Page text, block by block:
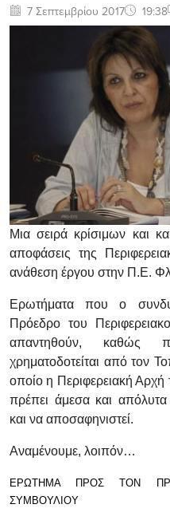
7 Σεπτεμβρίου 2017 19:38
Μια σειρά κρίσιμων και
αποφάσεις της
ανάθεση έργου στην Π.Ε.
Ερωτήματα που ο
Πρόεδρο του
απαντηθούν, καθώς
χρηματοδοτείται από τον
οποίο η Περιφερειακή
πρέπει άμεσα και απόλυτα
και να αποσαφηνιστεί.
Αναμένουμε, λοιπόν…
ΕΡΩΤΗΜΑ ΠΡΟΣ ΤΟΝ
ΣΥΜΒΟΥΛΙΟΥ